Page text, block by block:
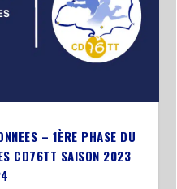
– 1ÈRE PHASE DU
CD76TT SAISON 2023